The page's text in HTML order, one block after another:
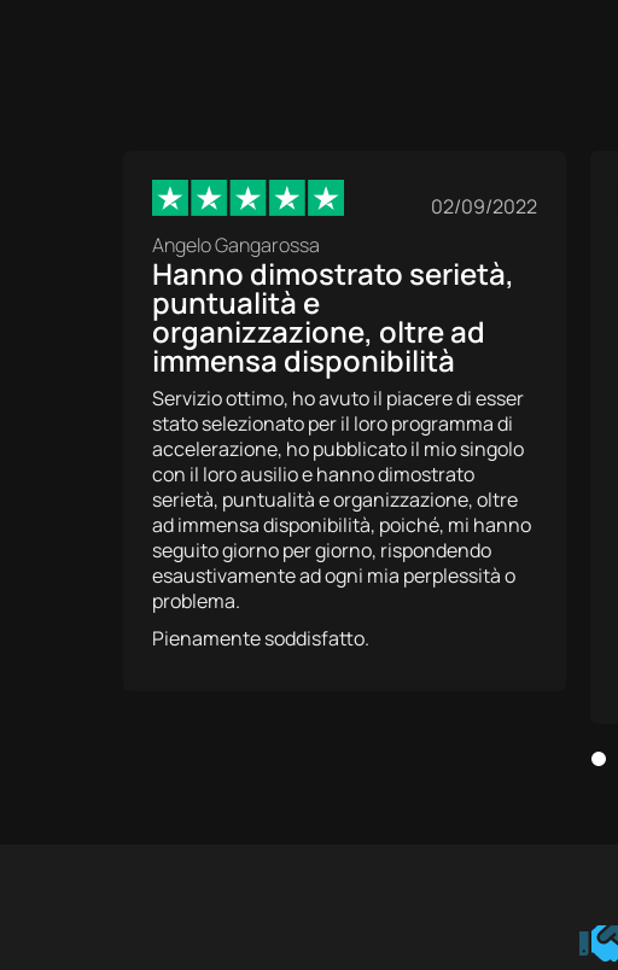
02/09/2022
Angelo Gangarossa
Hanno dimostrato serietà,
puntualità e
organizzazione, oltre ad
immensa disponibilità
Servizio ottimo, ho avuto il piacere di esser
stato selezionato per il loro programma di
accelerazione, ho pubblicato il mio singolo
con il loro ausilio e hanno dimostrato
serietà, puntualità e organizzazione, oltre
ad immensa disponibilità, poiché, mi hanno
seguito giorno per giorno, rispondendo
esaustivamente ad ogni mia perplessità o
problema.
Pienamente soddisfatto.